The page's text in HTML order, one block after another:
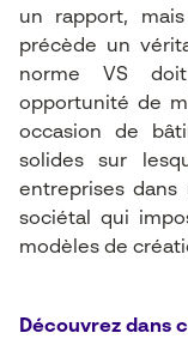
un rapport,
précède un
norme VS
opportunité de
occasion de
solides sur
entreprises
sociétal qui
modèles de
Découvrez dans